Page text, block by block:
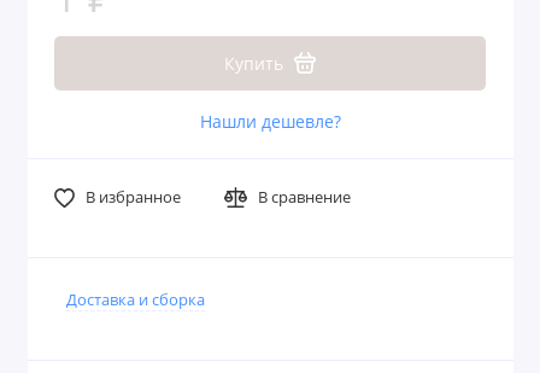
Купить
Нашли дешевле?
В избранное В сравнение
Доставка и сборка